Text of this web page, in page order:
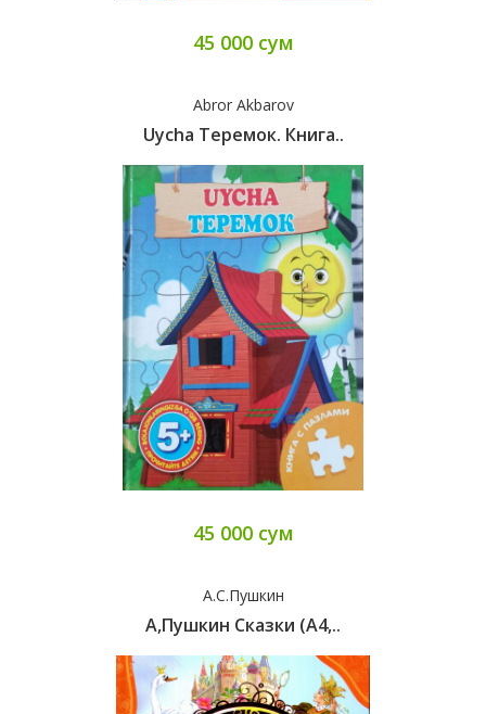
45 000 сум
Abror Akbarov
Uycha Теремок. Книга..
45 000 сум
А.С.Пушкин
А,Пушкин Сказки (А4,..